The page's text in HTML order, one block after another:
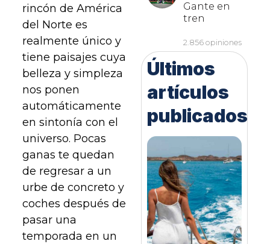
rincón de América
del Norte es
realmente único y
tiene paisajes cuya
belleza y simpleza
nos ponen
automáticamente
en sintonía con el
universo. Pocas
ganas te quedan
de regresar a un
urbe de concreto y
coches después de
pasar una
temporada en un
Últimos
artículos
publicados